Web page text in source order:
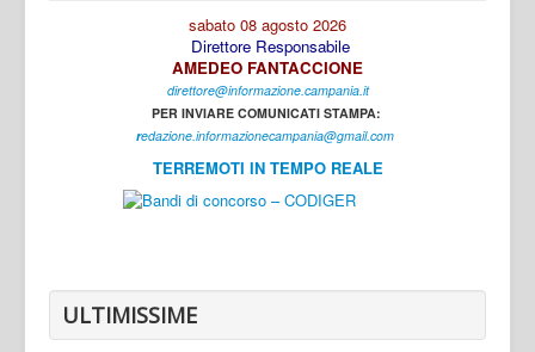
Caserta
sabato 08 agosto 2026
Direttore Responsabile
AMEDEO FANTACCIONE
direttore@informazione.campania.it
PER INVIARE COMUNICATI STAMPA:
redazione.informazionecampania@gmail.com
TERREMOTI IN TEMPO REALE
ULTIMISSIME